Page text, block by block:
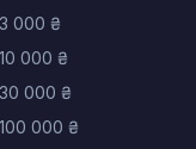
000 ₴
000 ₴
000 ₴
000 ₴